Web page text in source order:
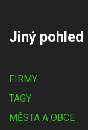
Jiný pohled
FIRMY
TAGY
MĚSTA A OBCE